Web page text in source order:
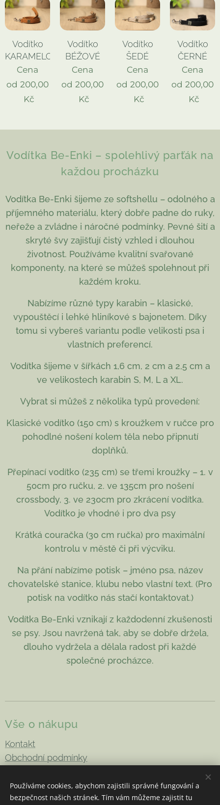
Vodítko
KARAMELOVÉ
Cena
od 200,00
Kč
Vodítko
BÉŽOVÉ
Cena
od 200,00
Kč
Vodítko
ŠEDÉ
Cena
od 200,00
Kč
Vodítko
ČERNÉ
Cena
od 200,00
Kč
Vodítka Be-Enki – spolehlivý parťák na
každou procházku
Vodítka Be-Enki šijeme ze softshellu – odolného a
příjemného materiálu, který dobře padne do ruky,
neřeže a zvládne i náročné podmínky. Pevné šití a
skryté švy zajišťují čistý vzhled i dlouhou
životnost. Používáme kvalitní svařované
komponenty, na které se můžeš spolehnout při
každém kroku.
Nabízíme různé typy karabin – klasické,
vypouštěcí i lehké hliníkové s bajonetem. Díky
tomu si vybereš variantu podle velikosti psa i
vlastních preferencí.
Vodítka šijeme v šířkách 1,6 cm, 2 cm a 2,5 cm a
ve velikostech karabin S, M, L a XL.
Vybrat si můžeš z několika typů provedení:
Klasické vodítko (150 cm) s kroužkem v ručce pro
pohodlné nošení kolem těla nebo připnutí
doplňků.
Přepínací vodítko (235 cm) se třemi kroužky – 1. v
50cm pro ručku, 2. ve 135cm pro nošení
crossbody, 3. ve 230cm pro zkrácení vodítka.
Vodítko je vhodné i pro dva psy
Krátká couračka (30 cm ručka) pro maximální
kontrolu v městě či při výcviku.
Na přání nabízíme potisk – jméno psa, název
chovatelské stanice, klubu nebo vlastní text. (Pro
potisk na vodítko nás stačí kontaktovat.)
Vodítka Be-Enki vznikají z každodenní zkušenosti
se psy. Jsou navržená tak, aby se dobře držela,
dlouho vydržela a dělala radost při každé
společné procházce.
Vše o nákupu
Kontakt
Obchodní podmínky
Reklamace a vrácení
Podmínky ochrany osobních údajů
Používáme cookies, abychom zajistili správné fungování a
bezpečnost našich stránek. Tím vám můžeme zajistit tu